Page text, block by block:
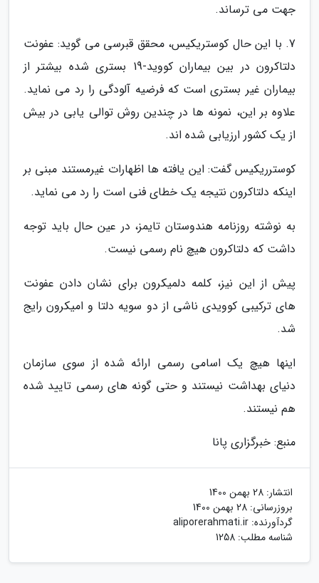
جهت می ترساند.
7. با این حال کوستریکیس، محقق قبرسی می گوید: عفونت
دلتاکرون در بین بیماران کووید-19 بستری شده بیشتر از
بیماران غیر بستری است که فرضیه آلودگی را رد می نماید.
علاوه بر این، نمونه ها در چندین روش توالی یابی در بیش
از یک کشور ارزیابی شده اند.
کوسترریکیس گفت: این یافته ها اظهارات غیرمستند مبنی بر
اینکه دلتاکرون نتیجه یک خطای فنی است را رد می نماید.
به نوشته روزنامه هندوستان تایمز، در عین حال باید توجه
داشت که دلتاکرون هیچ نام رسمی نیست.
پیش از این نیز، کلمه دلمیکرون برای نشان دادن عفونت
های ترکیبی کوویدی ناشی از دو سویه دلتا و امیکرون رایج
شد.
اینها هیچ یک اسامی رسمی ارائه شده از سوی سازمان
دنیای بهداشت نیستند و حتی گونه های رسمی تایید شده
هم نیستند.
منبع: خبرگزاری پانا
انتشار: 28 بهمن 1400
بروزرسانی: 28 بهمن 1400
گردآورنده: aliporerahmati.ir
شناسه مطلب: 1258